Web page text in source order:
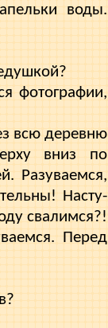
воды.
фотографии,
всю деревню
вниз по
Разуваемся,
Насту­
свалимся?!
Перед